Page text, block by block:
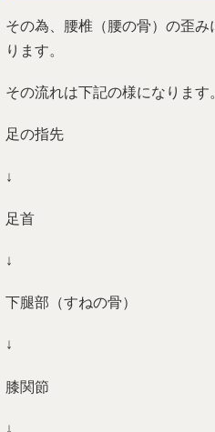
その為、腰椎（腰の骨）の歪
ります。
その流れは下記の様になります
足の指先
↓
足首
↓
下腿部（すねの骨）
↓
膝関節
↓